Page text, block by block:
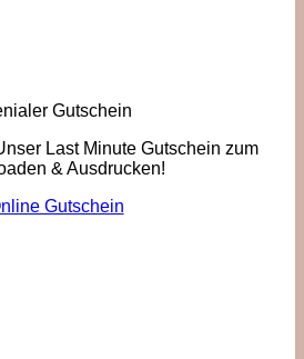
Gutschein
Last Minute Gutschein zum
& Ausdrucken!
Gutschein